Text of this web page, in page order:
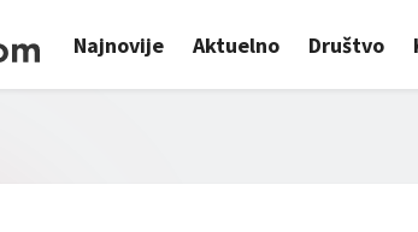
Najnovije Aktuelno Društvo